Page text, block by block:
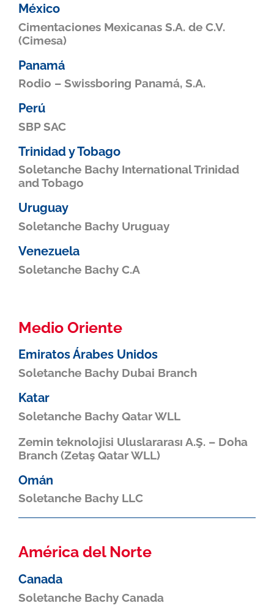
México
Cimentaciones Mexicanas S.A. de C.V.
(Cimesa)
Panamá
Rodio – Swissboring Panamá, S.A.
Perú
SBP SAC
Trinidad y Tobago
Soletanche Bachy International Trinidad
and Tobago
Uruguay
Soletanche Bachy Uruguay
Venezuela
Soletanche Bachy C.A
Medio Oriente
Emiratos Árabes Unidos
Soletanche Bachy Dubai Branch
Katar
Soletanche Bachy Qatar WLL
Zemin teknolojisi Uluslararası A.Ş. – Doha
Branch (Zetaş Qatar WLL)
Omán
Soletanche Bachy LLC
América del Norte
Canada
Soletanche Bachy Canada